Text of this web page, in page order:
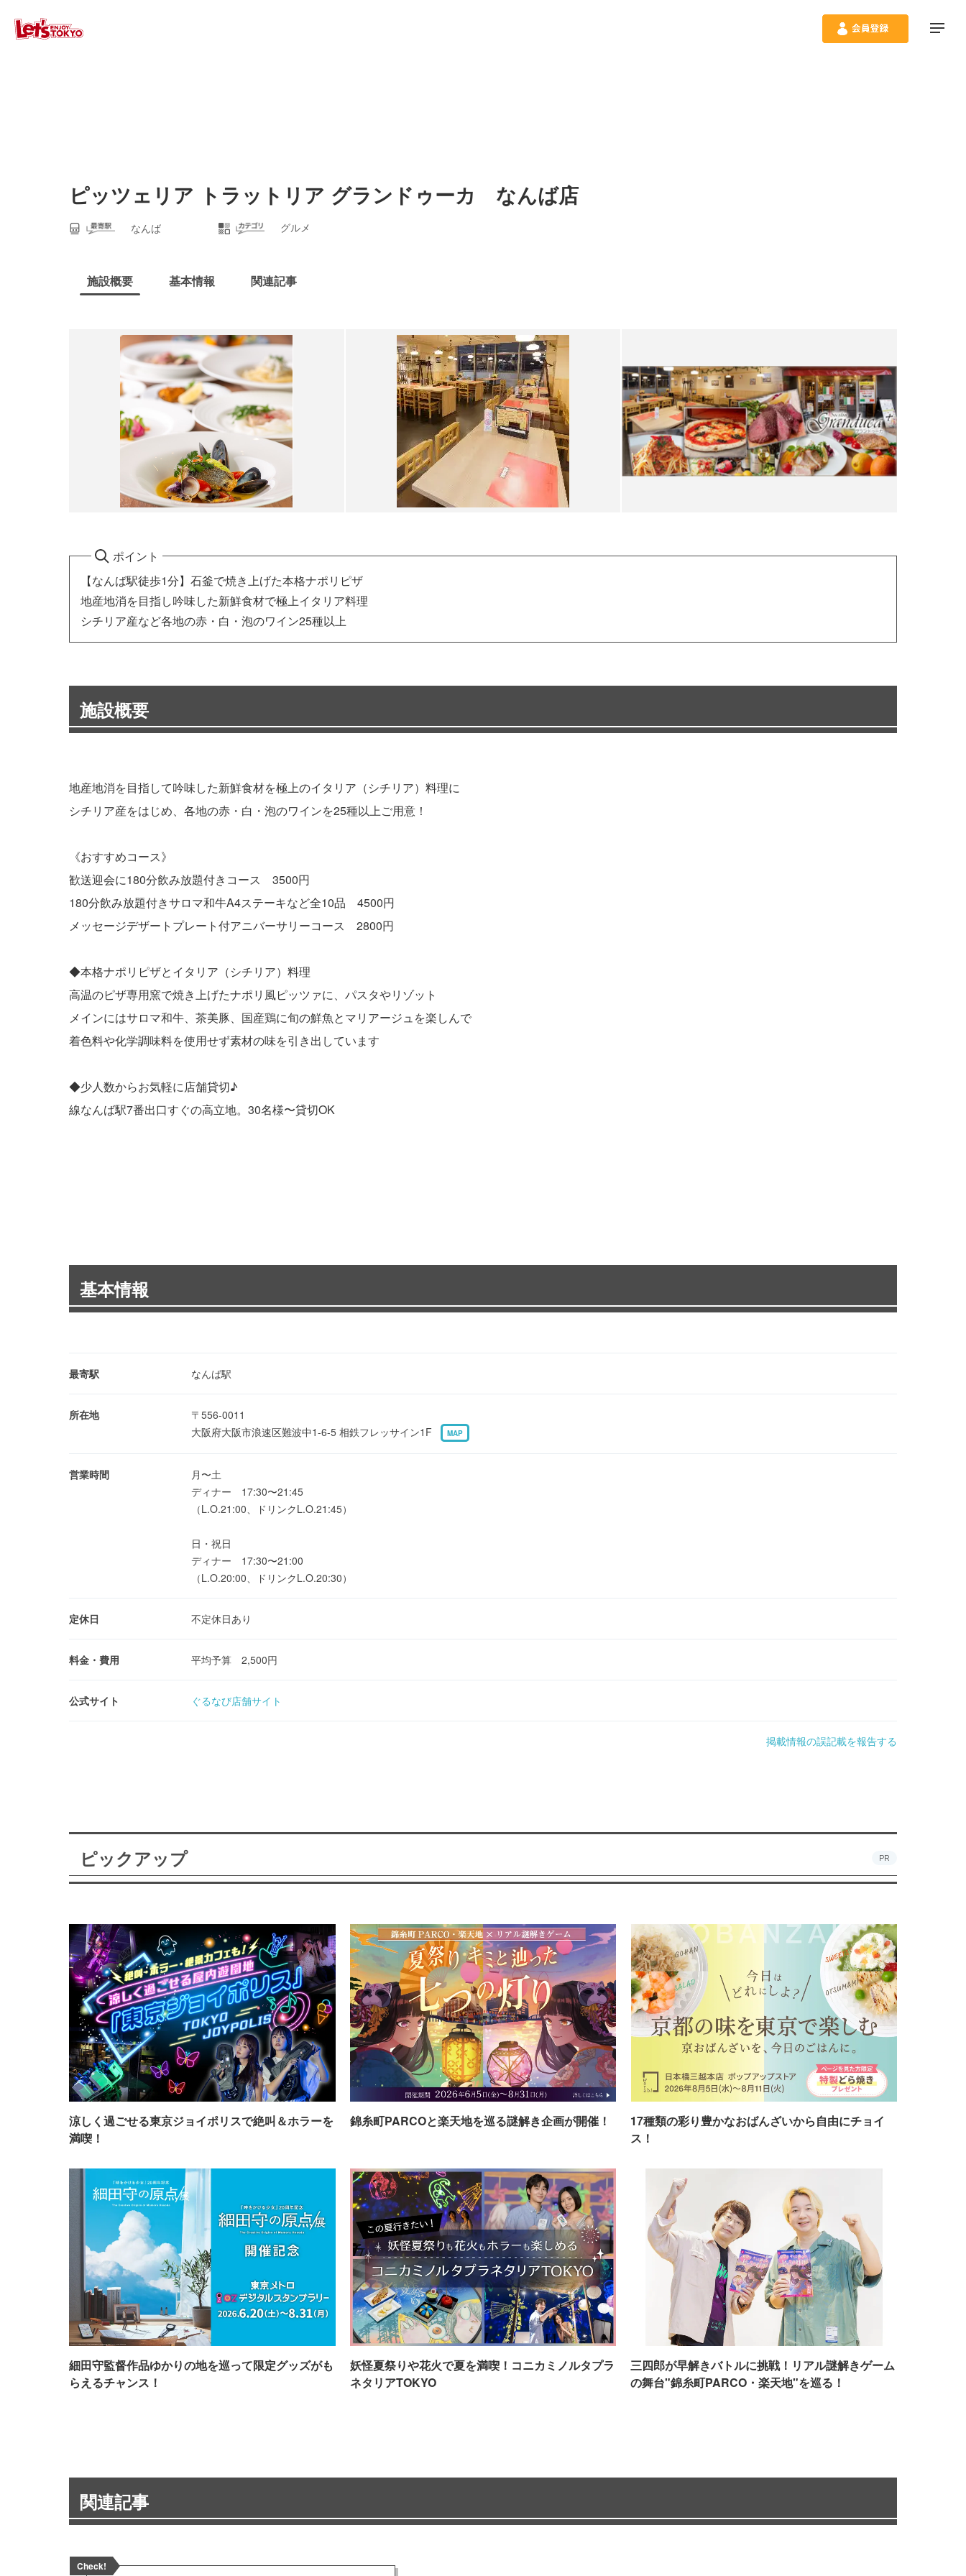
ピッツェリア トラットリア グランドゥーカ なんば店
なんば グルメ
施設概要 基本情報 関連記事
ポイント
【なんば駅徒歩1分】石釜で焼き上げた本格ナポリピザ
地産地消を目指し吟味した新鮮食材で極上イタリア料理
シチリア産など各地の赤・白・泡のワイン25種以上
施設概要
地産地消を目指して吟味した新鮮食材を極上のイタリア（シチリア）料理に
シチリア産をはじめ、各地の赤・白・泡のワインを25種以上ご用意！
《おすすめコース》
歓送迎会に180分飲み放題付きコース 3500円
180分飲み放題付きサロマ和牛A4ステーキなど全10品 4500円
メッセージデザートプレート付アニバーサリーコース 2800円
◆本格ナポリピザとイタリア（シチリア）料理
高温のピザ専用窯で焼き上げたナポリ風ピッツァに、パスタやリゾット
メインにはサロマ和牛、茶美豚、国産鶏に旬の鮮魚とマリアージュを楽しんで
着色料や化学調味料を使用せず素材の味を引き出しています
◆少人数からお気軽に店舗貸切♪
線なんば駅7番出口すぐの高立地。30名様〜貸切OK
基本情報
最寄駅 なんば駅
所在地
〒556-0011
大阪府大阪市浪速区難波中1-6-5 相鉄フレッサイン1F
MAP
営業時間
月〜土
ディナー 17:30〜21:45
（L.O.21:00、ドリンクL.O.21:45）
日・祝日
ディナー 17:30〜21:00
（L.O.20:00、ドリンクL.O.20:30）
定休日 不定休日あり
料金・費用 平均予算 2,500円
公式サイト ぐるなび店舗サイト
掲載情報の誤記載を報告する
ピックアップ PR
涼しく過ごせる東京ジョイポリスで絶叫＆ホラーを
満喫！
錦糸町PARCOと楽天地を巡る謎解き企画が開催！
17種類の彩り豊かなおばんざいから自由にチョイ
ス！
細田守監督作品ゆかりの地を巡って限定グッズがも
らえるチャンス！
妖怪夏祭りや花火で夏を満喫！コニカミノルタプラ
ネタリアTOKYO
三四郎が早解きバトルに挑戦！リアル謎解きゲーム
の舞台"錦糸町PARCO・楽天地"を巡る！
関連記事
Check!